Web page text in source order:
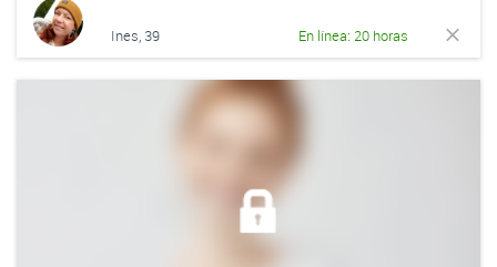
Ines, 39 En línea: 20 horas